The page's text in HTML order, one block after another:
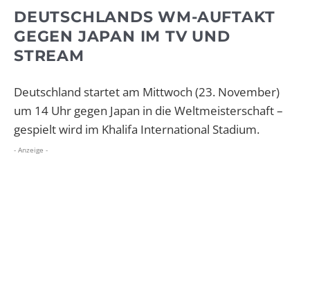
DEUTSCHLANDS WM-AUFTAKT
GEGEN JAPAN IM TV UND
STREAM
Deutschland startet am Mittwoch (23. November)
um 14 Uhr gegen Japan in die Weltmeisterschaft –
gespielt wird im Khalifa International Stadium.
- Anzeige -